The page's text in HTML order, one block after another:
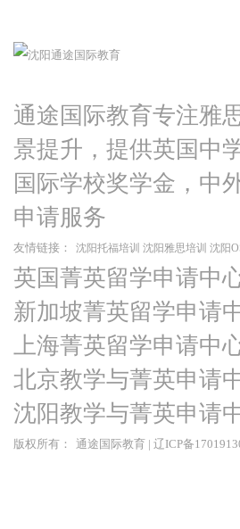
通途国际教育专注雅
景提升，提供英国中
国际学校奖学金，中
申请服务
友情链接： 沈阳托福培训 沈阳雅思培训 沈阳
英国菁英留学申请中
新加坡菁英留学申请
上海菁英留学申请中
北京教学与菁英申请
沈阳教学与菁英申请
版权所有： 通途国际教育 | 辽ICP备